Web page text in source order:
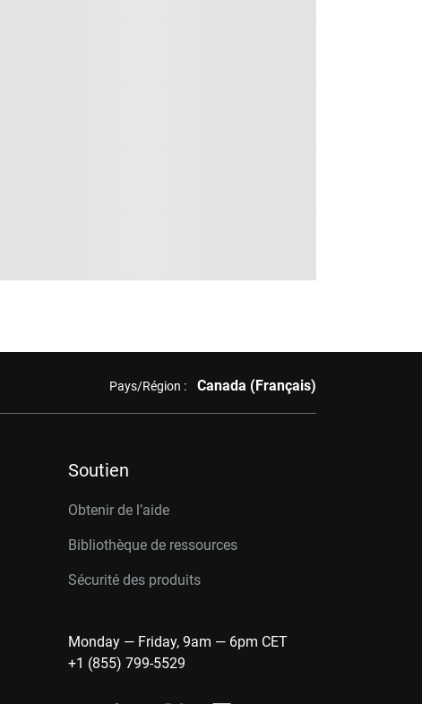
Pays/Région : Canada (Français)
Soutien
Obtenir de l’aide
Bibliothèque de ressources
Sécurité des produits
Monday — Friday, 9am — 6pm CET
+1 (855) 799-5529